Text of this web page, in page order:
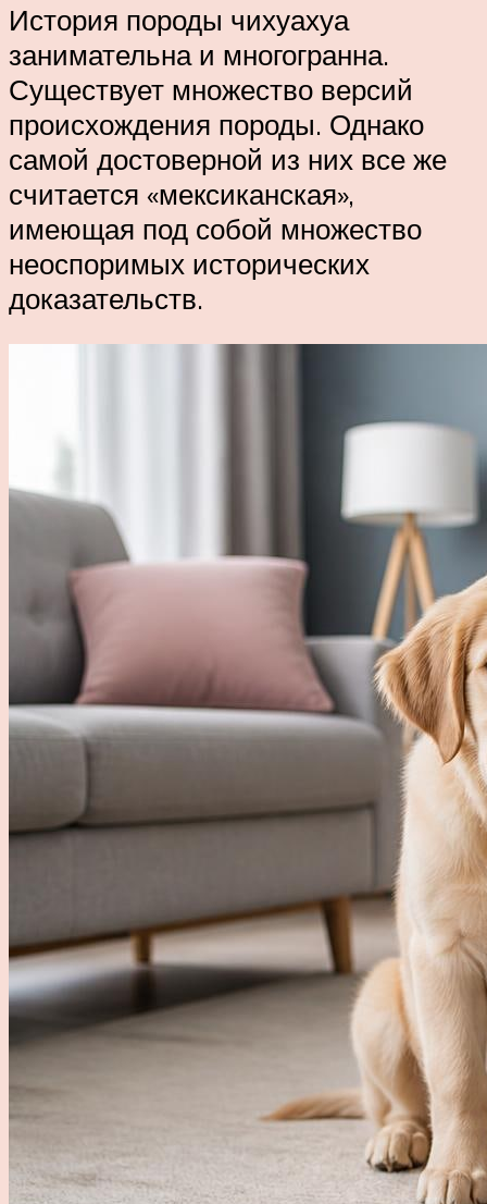
История породы чихуахуа
занимательна и многогранна.
Существует множество версий
происхождения породы. Однако
самой достоверной из них все же
считается «мексиканская»,
имеющая под собой множество
неоспоримых исторических
доказательств.